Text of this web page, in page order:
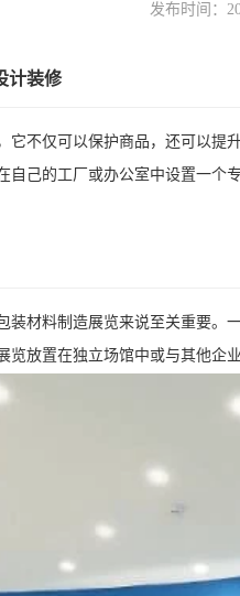
发布时间：
计装修
它不仅可以保护商品，还可以
自己的工厂或办公室中设置一
装材料制造展览来说至关重要
览放置在独立场馆中或与其他企